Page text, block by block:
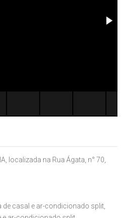
localizada na Rua Ágata, n° 70,
casal e ar-condicionado split,